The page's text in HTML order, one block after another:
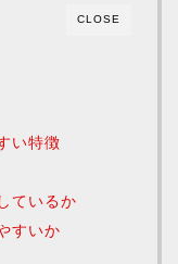
CLOSE
い特徴
ているか
すいか